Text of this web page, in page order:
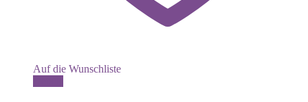
Auf die Wunschliste